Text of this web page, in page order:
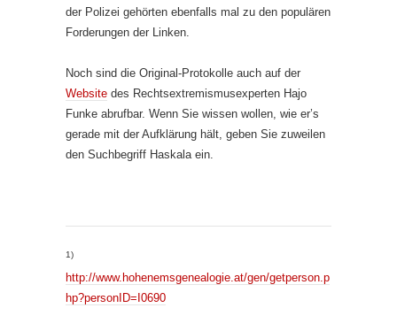
der Polizei gehörten ebenfalls mal zu den populären
Forderungen der Linken.
Noch sind die Original-Protokolle auch auf der
Website des Rechtsextremismusexperten Hajo
Funke abrufbar. Wenn Sie wissen wollen, wie er’s
gerade mit der Aufklärung hält, geben Sie zuweilen
den Suchbegriff Haskala ein.
1)
http://www.hohenemsgenealogie.at/gen/getperson.p
hp?personID=I0690